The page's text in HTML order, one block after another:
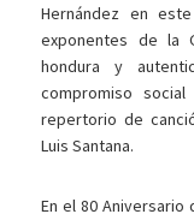
Hernández en
exponentes de la
hondura y
compromiso
repertorio de
Luis Santana.
En el 80 Aniversario